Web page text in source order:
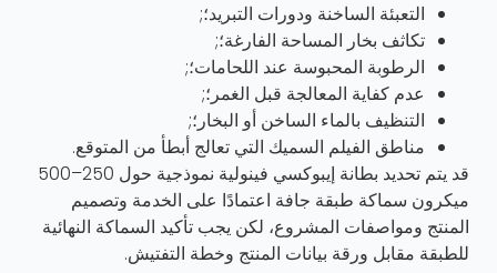
التعبئة الساخنة ودورات التبريد؛;
تكاثف بخار المساحة الفارغة؛;
الرطوبة المحبوسة عند اللحامات؛;
عدم كفاية المعالجة قبل الغمر؛;
التنظيف بالماء الساخن أو البخار؛;
مناطق الفيلم السميك التي تعالج أبطأ من المتوقع.
قد يتم تحديد بطانة إيبوكسي فينولية نموذجية حول 250–500
ميكرون سماكة طبقة جافة اعتمادًا على الخدمة وتصميم
المنتج ومواصفات المشروع، لكن يجب تأكيد السماكة النهائية
للطبقة مقابل ورقة بيانات المنتج وخطة التفتيش.